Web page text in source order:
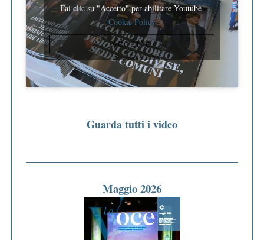
Fai clic su "Accetto" per abilitare Youtube
Cookie Policy
ACCETTO
Guarda tutti i video
Maggio 2026